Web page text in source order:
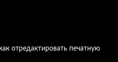
отредактировать печатную